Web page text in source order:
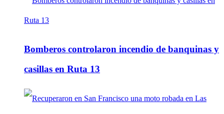
Bomberos controlaron incendio de banquinas y
casillas en Ruta 13